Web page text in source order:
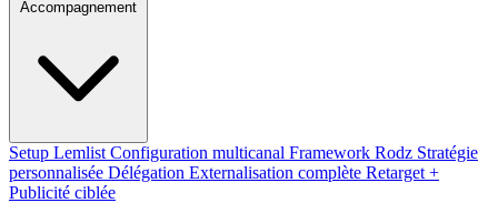
Setup Lemlist Configuration multicanal Framework Rodz Stratégie
personnalisée Délégation Externalisation complète Retarget +
Publicité ciblée